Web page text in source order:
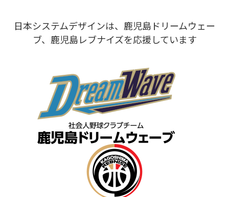
日本システムデザインは、鹿児島ドリームウェー
ブ、鹿児島レブナイズを応援しています